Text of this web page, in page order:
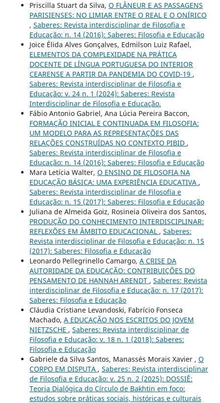
Priscilla Stuart da Silva, O FLÂNEUR E AS PASSAGENS
PARISIENSES: NO LIMIAR ENTRE O REAL E O ONÍRICO
, Saberes: Revista interdisciplinar de Filosofia e
Educação: n. 14 (2016): Saberes: Filosofia e Educação
Joice Élida Alves Gonçalves, Edmilson Luiz Rafael,
ELEMENTOS DA COMPLEXIDADE NA PRÁTICA
DOCENTE DE LÍNGUA PORTUGUESA DO INTERIOR
CEARENSE A PARTIR DA PANDEMIA DO COVID-19 ,
Saberes: Revista interdisciplinar de Filosofia e
Educação: v. 24 n. 1 (2024): Saberes: Revista
Interdisciplinar de Filosofia e Educação.
Fábio Antonio Gabriel, Ana Lúcia Pereira Baccon,
FORMAÇÃO INICIAL E CONTINUADA EM FILOSOFIA:
UM MODELO PARA AS REPRESENTAÇÕES DAS
RELAÇÕES CONSTRUÍDAS NO CONTEXTO PIBID ,
Saberes: Revista interdisciplinar de Filosofia e
Educação: n. 14 (2016): Saberes: Filosofia e Educação
Mara Letícia Walter, O ENSINO DE FILOSOFIA NA
EDUCAÇÃO BÁSICA: UMA EXPERIÊNCIA EDUCATIVA ,
Saberes: Revista interdisciplinar de Filosofia e
Educação: n. 15 (2017): Saberes: Filosofia e Educação
Juliana de Almeida Goiz, Rosineia Oliveira dos Santos,
PRODUÇÃO DO CONHECIMENTO INTERDISCIPLINAR:
REFLEXÕES EM ÂMBITO EDUCACIONAL , Saberes:
Revista interdisciplinar de Filosofia e Educação: n. 15
(2017): Saberes: Filosofia e Educação
Leonardo Pellegrinello Camargo, A CRISE DA
AUTORIDADE DA EDUCAÇÃO: CONTRIBUIÇÕES DO
PENSAMENTO DE HANNAH ARENDT , Saberes: Revista
interdisciplinar de Filosofia e Educação: n. 17 (2017):
Saberes: Filosofia e Educação
Cláudia Cristiane Levandoski, Fabrício Fonseca
Machado, A EDUCAÇÃO NOS ESCRITOS DO JOVEM
NIETZSCHE , Saberes: Revista interdisciplinar de
Filosofia e Educação: v. 18 n. 1 (2018): Saberes:
Filosofia e Educação
Gabriele da Silva Santos, Manassés Morais Xavier , O
CORPO EM DISPUTA , Saberes: Revista interdisciplinar
de Filosofia e Educação: v. 25 n. 2 (2025): DOSSIÊ:
Teoria Dialógica do Círculo de Bakhtin em foco:
estudos sobre práticas sociais, históricas e culturais